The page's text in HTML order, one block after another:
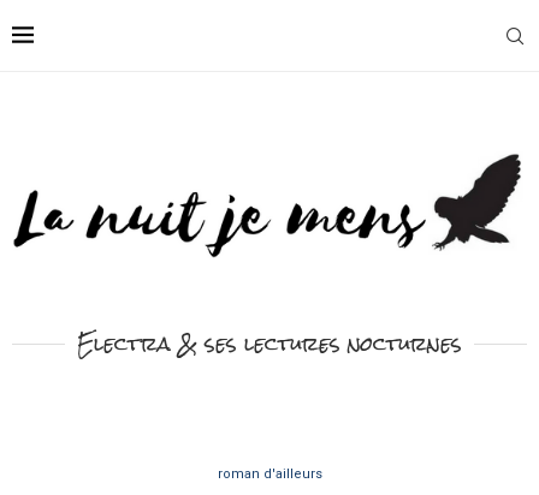
Electra & ses lectures nocturnes
roman d'ailleurs